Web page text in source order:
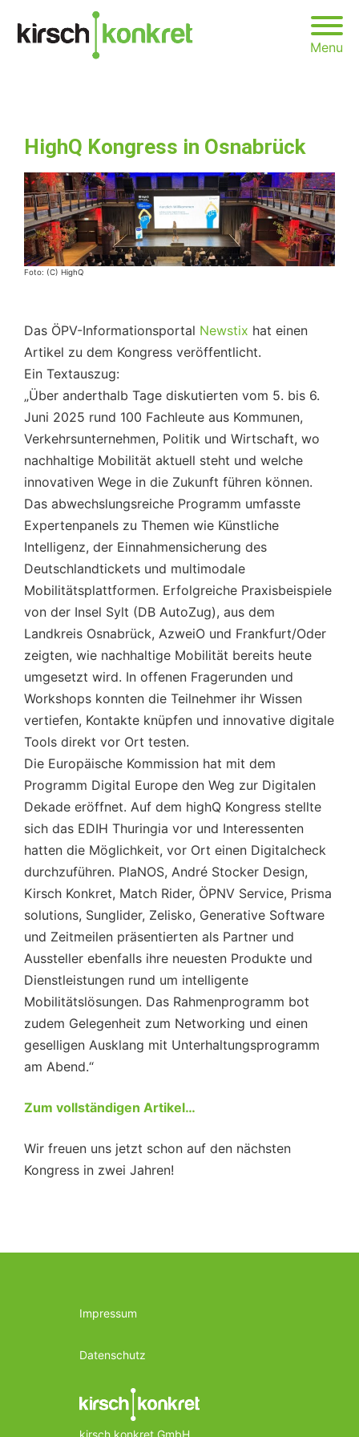
Menu
HighQ Kongress in Osnabrück
Foto: (C) HighQ
Das ÖPV-Informationsportal Newstix hat einen
Artikel zu dem Kongress veröffentlicht.
Ein Textauszug:
„Über anderthalb Tage diskutierten vom 5. bis 6.
Juni 2025 rund 100 Fachleute aus Kommunen,
Verkehrsunternehmen, Politik und Wirtschaft, wo
nachhaltige Mobilität aktuell steht und welche
innovativen Wege in die Zukunft führen können.
Das abwechslungsreiche Programm umfasste
Expertenpanels zu Themen wie Künstliche
Intelligenz, der Einnahmensicherung des
Deutschlandtickets und multimodale
Mobilitätsplattformen. Erfolgreiche Praxisbeispiele
von der Insel Sylt (DB AutoZug), aus dem
Landkreis Osnabrück, AzweiO und Frankfurt/Oder
zeigten, wie nachhaltige Mobilität bereits heute
umgesetzt wird. In offenen Fragerunden und
Workshops konnten die Teilnehmer ihr Wissen
vertiefen, Kontakte knüpfen und innovative digitale
Tools direkt vor Ort testen.
Die Europäische Kommission hat mit dem
Programm Digital Europe den Weg zur Digitalen
Dekade eröffnet. Auf dem highQ Kongress stellte
sich das EDIH Thuringia vor und Interessenten
hatten die Möglichkeit, vor Ort einen Digitalcheck
durchzuführen. PlaNOS, André Stocker Design,
Kirsch Konkret, Match Rider, ÖPNV Service, Prisma
solutions, Sunglider, Zelisko, Generative Software
und Zeitmeilen präsentierten als Partner und
Aussteller ebenfalls ihre neuesten Produkte und
Dienstleistungen rund um intelligente
Mobilitätslösungen. Das Rahmenprogramm bot
zudem Gelegenheit zum Networking und einen
geselligen Ausklang mit Unterhaltungsprogramm
am Abend.“
Zum vollständigen Artikel…
Wir freuen uns jetzt schon auf den nächsten
Kongress in zwei Jahren!
Impressum
Datenschutz